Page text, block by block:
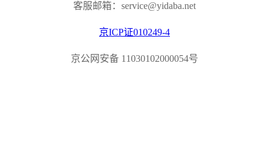
客服邮箱：service@yidaba.net
京ICP证010249-4
京公网安备 11030102000054号